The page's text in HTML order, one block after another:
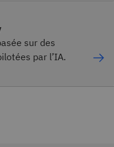
sur des
par l’IA.